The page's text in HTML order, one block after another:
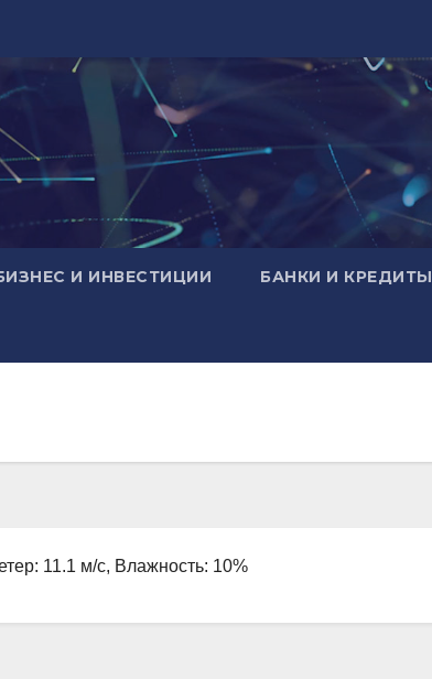
И ИНВЕСТИЦИИ БАНКИ И КРЕДИТЫ
11.1 м/с, Влажность: 10%